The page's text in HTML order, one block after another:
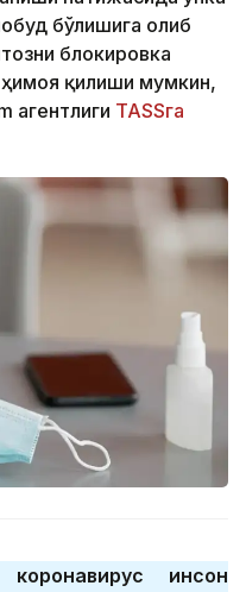
бўлишига олиб
блокировка
қилиши мумкин,
агентлиги TASSга
инсон